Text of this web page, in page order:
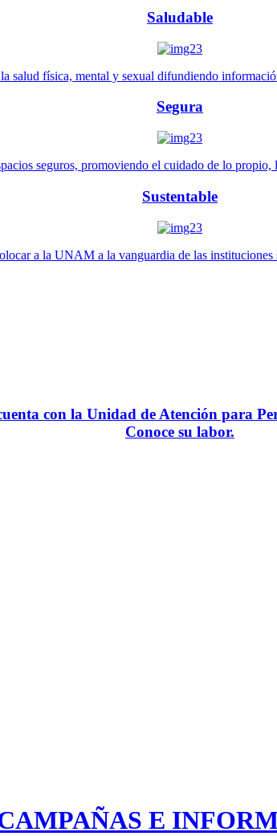
Saludable
salud física, mental y sexual difundiendo
Segura
seguros, promoviendo el cuidado de lo
Sustentable
a la UNAM a la vanguardia de las instituciones
con la Unidad de Atención para
Conoce su labor.
E